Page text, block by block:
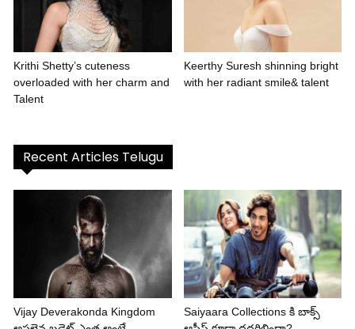
Krithi Shetty’s cuteness
overloaded with her charm and
Talent
Keerthy Suresh shinning bright
with her radiant smile& talent
Recent Articles Telugu
Vijay Deverakonda Kingdom
Saiyaara Collections కి బాక్స్